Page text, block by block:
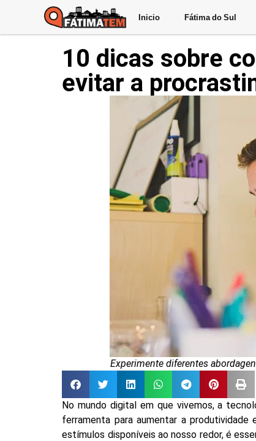
Inicio Fátima do Sul
10 dicas sobre
evitar a
Experimente diferentes
No mundo digital em que vivemos, a
ferramenta para aumentar a
estímulos disponíveis ao nosso redor, é